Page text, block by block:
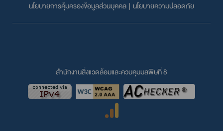
นโยบายการคุ้มครองข้อมูลส่วนบุคคล | นโยบายความปลอดภัย
สำนักงานสิ่งแวดล้อมและควบคุมมลพิษที่ 8